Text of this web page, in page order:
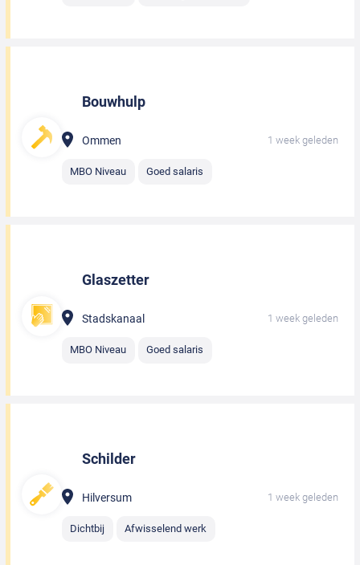
Bouwhulp
Ommen 1 week geleden
MBO Niveau Goed salaris
Glaszetter
Stadskanaal 1 week geleden
MBO Niveau Goed salaris
Schilder
Hilversum 1 week geleden
Dichtbij Afwisselend werk